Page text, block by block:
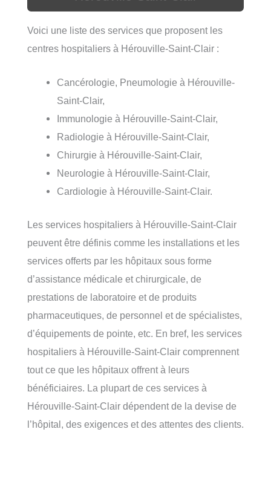
Voici une liste des services que proposent les
centres hospitaliers à Hérouville-Saint-Clair :
Cancérologie, Pneumologie à Hérouville-
Saint-Clair,
Immunologie à Hérouville-Saint-Clair,
Radiologie à Hérouville-Saint-Clair,
Chirurgie à Hérouville-Saint-Clair,
Neurologie à Hérouville-Saint-Clair,
Cardiologie à Hérouville-Saint-Clair.
Les services hospitaliers à Hérouville-Saint-Clair
peuvent être définis comme les installations et les
services offerts par les hôpitaux sous forme
d’assistance médicale et chirurgicale, de
prestations de laboratoire et de produits
pharmaceutiques, de personnel et de spécialistes,
d’équipements de pointe, etc. En bref, les services
hospitaliers à Hérouville-Saint-Clair comprennent
tout ce que les hôpitaux offrent à leurs
bénéficiaires. La plupart de ces services à
Hérouville-Saint-Clair dépendent de la devise de
l’hôpital, des exigences et des attentes des clients.